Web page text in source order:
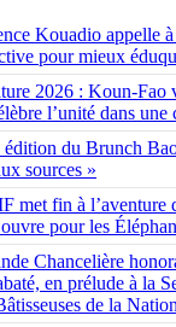
Kouadio appelle
pour mieux
2026 : Koun-Fao
l’unité dans
édition du Brunch
sources »
met fin à l’aventure
pour les
Chancelière
en prélude à la
de la